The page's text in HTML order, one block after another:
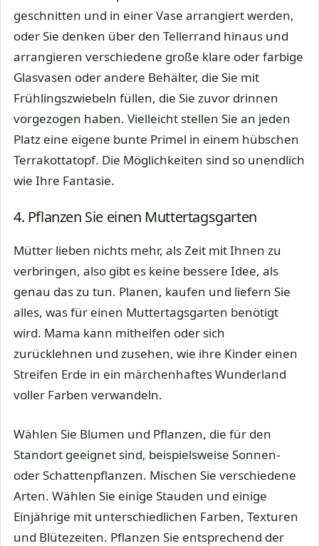
geschnitten und in einer Vase arrangiert werden,
oder Sie denken über den Tellerrand hinaus und
arrangieren verschiedene große klare oder farbige
Glasvasen oder andere Behälter, die Sie mit
Frühlingszwiebeln füllen, die Sie zuvor drinnen
vorgezogen haben. Vielleicht stellen Sie an jeden
Platz eine eigene bunte Primel in einem hübschen
Terrakottatopf. Die Möglichkeiten sind so unendlich
wie Ihre Fantasie.
4. Pflanzen Sie einen Muttertagsgarten
Mütter lieben nichts mehr, als Zeit mit Ihnen zu
verbringen, also gibt es keine bessere Idee, als
genau das zu tun. Planen, kaufen und liefern Sie
alles, was für einen Muttertagsgarten benötigt
wird. Mama kann mithelfen oder sich
zurücklehnen und zusehen, wie ihre Kinder einen
Streifen Erde in ein märchenhaftes Wunderland
voller Farben verwandeln.
Wählen Sie Blumen und Pflanzen, die für den
Standort geeignet sind, beispielsweise Sonnen-
oder Schattenpflanzen. Mischen Sie verschiedene
Arten. Wählen Sie einige Stauden und einige
Einjährige mit unterschiedlichen Farben, Texturen
und Blütezeiten. Pflanzen Sie entsprechend der